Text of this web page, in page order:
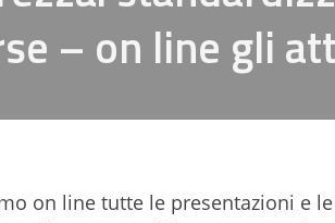
– on line gli
on line tutte le presentazioni e